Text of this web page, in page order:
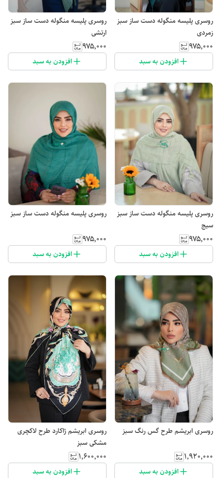
روسری پلیسه منگوله دست ساز سبز
زمردی
۹۷۵٬۰۰۰
افزودن به سبد
روسری پلیسه منگوله دست ساز سبز
ارتشی
۹۷۵٬۰۰۰
افزودن به سبد
روسری پلیسه منگوله دست ساز سبز
سیج
۹۷۵٬۰۰۰
افزودن به سبد
روسری پلیسه منگوله دست ساز سبز
۹۷۵٬۰۰۰
افزودن به سبد
روسری ابریشم طرح گس رنگ سبز
۱٬۹۲۰٬۰۰۰
افزودن به سبد
روسری ابریشم ژاکارد طرح لاکچری
مشکی سبز
۱٬۶۰۰٬۰۰۰
افزودن به سبد